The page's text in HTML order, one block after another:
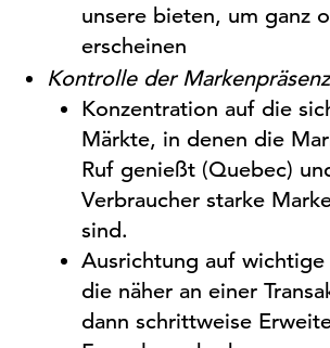
unsere bieten, um ganz
erscheinen
KontrollederMarkenpräsenz
Konzentration auf die
Märkte, in denen die
Ruf genießt (Quebec)
Verbraucher starke
sind.
Ausrichtung auf
die näher an einer
dann schrittweise